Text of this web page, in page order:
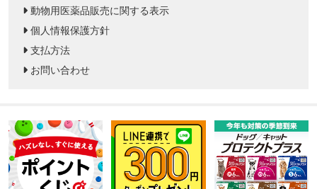
動物用医薬品販売に関する表示
個人情報保護方針
支払方法
お問い合わせ